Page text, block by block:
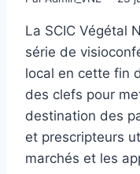
La SCIC Végétal
série de
local en cette fin
des clefs pour
destination des
et prescripteurs
marchés et les